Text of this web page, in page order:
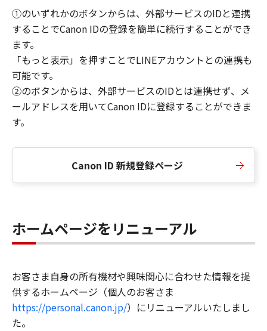
①のいずれかのボタンからは、外部サービスのIDと連携
することでCanon IDの登録を簡単に続行することができ
ます。
「もっと表示」を押すことでLINEアカウントとの連携も
可能です。
②のボタンからは、外部サービスのIDとは連携せず、メ
ールアドレスを用いてCanon IDに登録することができま
す。
Canon ID 新規登録ページ
ホームページをリニューアル
お客さま自身の所有機材や興味関心に合わせた情報を提
供するホームページ（個人のお客さま
https://personal.canon.jp/）にリニューアルいたしまし
た。